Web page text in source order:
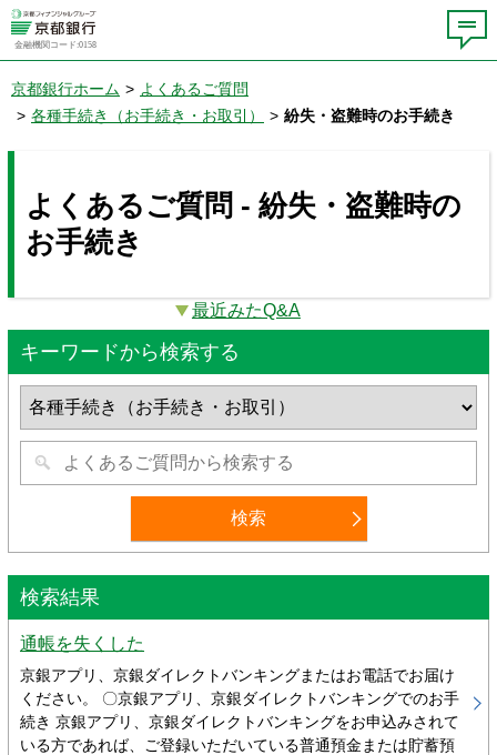
金融機関コード:0158
京都銀行ホーム > よくあるご質問
> 各種手続き（お手続き・お取引） > 紛失・盗難時のお手続き
よくあるご質問 - 紛失・盗難時の
お手続き
最近みたQ&A
キーワードから検索する
検索結果
通帳を失くした
京銀アプリ、京銀ダイレクトバンキングまたはお電話でお届け
ください。 〇京銀アプリ、京銀ダイレクトバンキングでのお手
続き 京銀アプリ、京銀ダイレクトバンキングをお申込みされて
いる方であれば、ご登録いただいている普通預金または貯蓄預